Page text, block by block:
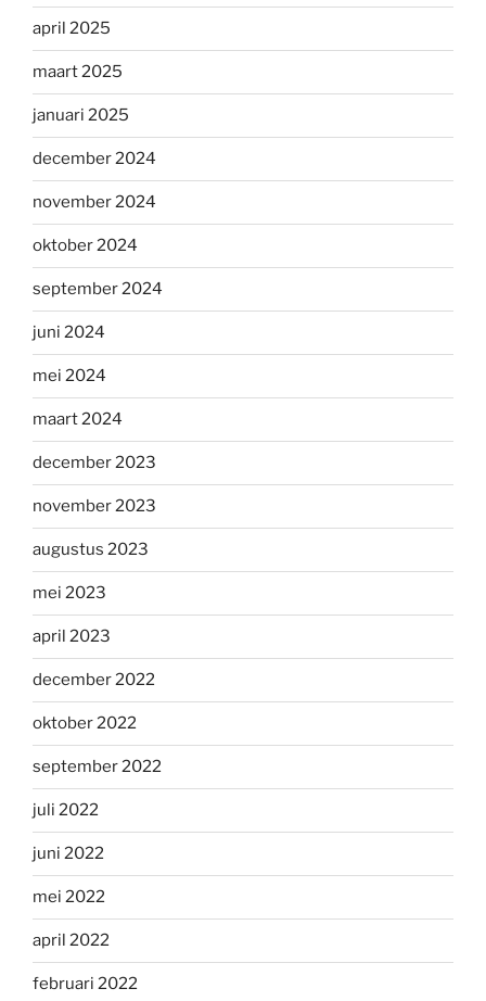
april 2025
maart 2025
januari 2025
december 2024
november 2024
oktober 2024
september 2024
juni 2024
mei 2024
maart 2024
december 2023
november 2023
augustus 2023
mei 2023
april 2023
december 2022
oktober 2022
september 2022
juli 2022
juni 2022
mei 2022
april 2022
februari 2022